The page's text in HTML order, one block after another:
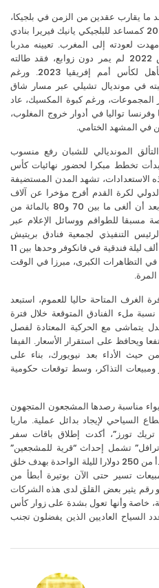
عقدين من الزمن في بلجيكا،
خوض تجربة جديدة سنة 2020 كمساعد للبلجيكي يانيك فيريرا بنادي
إلى المغرب. تعيينه مدربا
لمنتخب أقل من 20 سنة في مارس 2022 لم يمر دون زوابع، فقد طالته
انتقادات لاذعة بعد الإخفاق في التأهل لكأس أمم إفريقيا 2023. ورغم
مونديال تشيلي عبر مسار شاق
ورغم كبوة المكسيك، عاد
تواليا في أدوار خروج المغلوب،
الختامي.
المونديالي للشبان رفع منسوب
تخطط مبكرا لحضور نهائيات كأس
خضم هذه الاستعدادات، تشهد المدن المستضيفة
لكرة القدم أفرج مؤخرا عن آلاف
الغرف الفندقية في فانكوفر الكندية، بعد أن ألغى ما بين 70 و80 بالمائة من
للطواقم ووسائل الإعلام عبر
لجمعية فنادق بريتيش
كولومبيا، أوضح أن استرجاع حوالي 15 ألف ليلة فندقية في فانكوفر وحدها بين 11
في التظاهرات الكبرى، مبرزا في الوقت
المتاحة حاليا للعموم، استبعد
الفنادق المتوقعة خلال فترة
وهو معدل يتماشى مع الحركية المعتادة لفصل
على استقرار الأسعار. الفيفا
بعد نيويورك، بناء على
التذاكر، وسط توقعات حكومية
مناسبة رصدها المشجعون المتجهون
لإيجاد بدائل عملية. ماريا
أكدت إطلاق باقات سفر
تشمل إحداث “قرية للمشجعين”
بجامعة سايمون فريزر. الغرف هناك تبدأ من 250 دولارا لليلة الواحدة بهدف خلق
تسير حتى الآن بوتيرة أبطأ من
بالمائة، وهو رقم يثير بعض القلق لدى هذه الشركات
حاجز 50 بالمائة، خاصة وأنها تعول بشدة على زوار كأس
العاديين الذين يفضلون تجنب